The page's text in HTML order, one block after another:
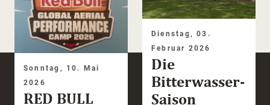
Sonntag, 10. Mai
2026
RED BULL
Dienstag, 03.
Februar 2026
Die
Bitterwasser-
Saison